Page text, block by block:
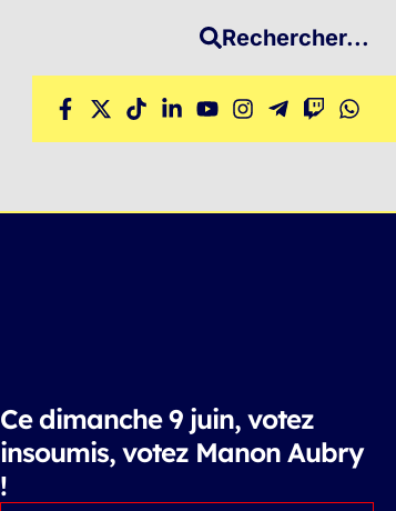
Rechercher...
Ce dimanche 9 juin, votez
insoumis, votez Manon Aubry
!